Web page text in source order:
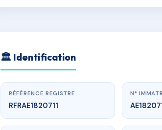
🏛 Identification
RÉFÉRENCE REGISTRE
RFRAE1820711
N°